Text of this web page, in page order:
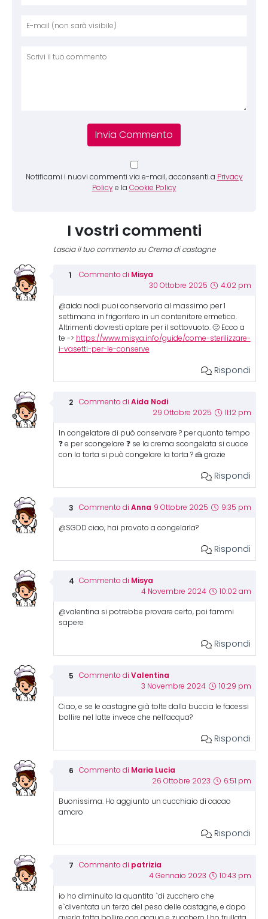
Notificami i nuovi commenti via e-mail, acconsenti a Privacy
Policy e la Cookie Policy
I vostri commenti
Lascia il tuo commento su Crema di castagne
Commento di Misya
30 Ottobre 2025 4:02 pm
@aida nodi puoi conservarla al massimo per 1
settimana in frigorifero in un contenitore ermetico.
Altrimenti dovresti optare per il sottovuoto. 🙂 Ecco a
te -> https://www.misya.info/guide/come-sterilizzare-
i-vasetti-per-le-conserve
Rispondi
Commento di Aida Nodi
29 Ottobre 2025 11:12 pm
In congelatore di può conservare ? per quanto tempo
❓ e per scongelare ❓ se la crema scongelata si cuoce
con la torta si può congelare la torta ? 🍰 grazie
Rispondi
Commento di Anna 9 Ottobre 2025 9:35 pm
@SGDD ciao, hai provato a congelarla?
Rispondi
Commento di Misya
4 Novembre 2024 10:02 am
@valentina si potrebbe provare certo, poi fammi
sapere
Rispondi
Commento di Valentina
3 Novembre 2024 10:29 pm
Ciao, e se le castagne già tolte dalla buccia le facessi
bollire nel latte invece che nell’acqua?
Rispondi
Commento di Maria Lucia
26 Ottobre 2023 6:51 pm
Buonissima. Ho aggiunto un cucchiaio di cacao
amaro
Rispondi
Commento di patrizia
4 Gennaio 2023 10:43 pm
io ho diminuito la quantita `di zucchero che
e`diventata un terzo del peso delle castagne, e dopo